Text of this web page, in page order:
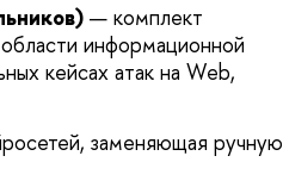
— комплект
информационной
кейсах атак на Web,
заменяющая ручную